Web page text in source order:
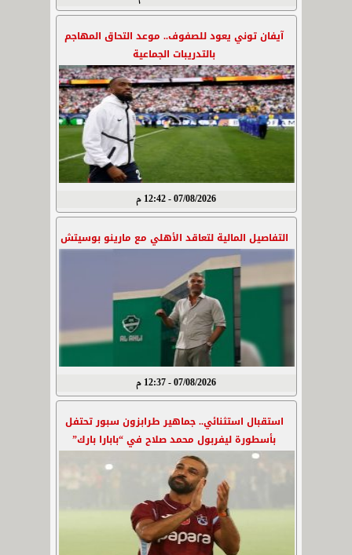
آيفان توني يعود للصفوف.. موعد التحاق المهاجم
بالتدريبات الجماعية
07/08/2026 - 12:42 م
التفاصيل المالية لتعاقد الأهلي مع مارينو بوسيتش
07/08/2026 - 12:37 م
استقبال استثنائي.. جماهير طرابزون سبور تحتفل
بأسطورة ليفربول محمد صلاح في “بابارا بارك”